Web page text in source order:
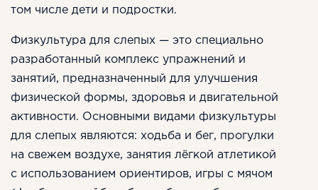
том числе дети и подростки.
Физкультура для слепых — это специально
разработанный комплекс упражнений и
занятий, предназначенный для улучшения
физической формы, здоровья и двигательной
активности. Основными видами физкультуры
для слепых являются: ходьба и бег, прогулки
на свежем воздухе, занятия лёгкой атлетикой
с использованием ориентиров, игры с мячом